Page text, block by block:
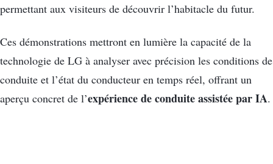
permettant aux visiteurs de découvrir l’habitacle du futur.
Ces démonstrations mettront en lumière la capacité de la
technologie de LG à analyser avec précision les conditions de
conduite et l’état du conducteur en temps réel, offrant un
aperçu concret de l’expérience de conduite assistée par IA.